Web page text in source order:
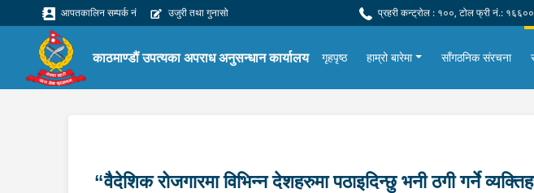
आपतकालिन सम्पर्क नं उजुरी तथा गुनासो प्रहरी कन्ट्रोल : १००, टोल फ्री नं.:
काठमाण्डौं उपत्यका अपराध अनुसन्धान कार्यालय गृहपृष्ठ हाम्रो बारेमा साँगठनिक संरचना
“वैदेशिक रोजगारमा विभिन्न देशहरुमा पठाइदिन्छु भनी ठगी गर्ने